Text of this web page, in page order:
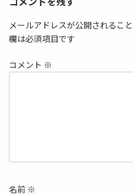
メールアドレスが公開されること
欄は必須項目です
コメント ※
名前 ※